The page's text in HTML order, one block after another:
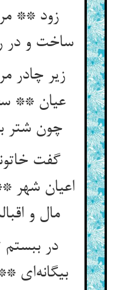
زود **
ساخت و در
زیر چادر
عیان **
چون شتر
گفت
اعیان شهر
مال و
در
بیگانه‌ای